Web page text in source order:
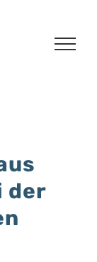
der